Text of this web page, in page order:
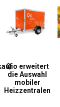
Qio erweitert
die Auswahl
mobiler
Heizzentralen